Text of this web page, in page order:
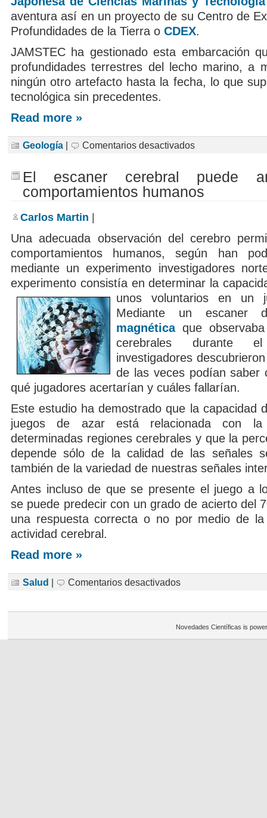
aventura así en un proyecto de su Centro de
Profundidades de la Tierra o CDEX.
JAMSTEC ha gestionado esta embarcación
profundidades terrestres del lecho marino, a
ningún otro artefacto hasta la fecha, lo que
tecnológica sin precedentes.
Read more »
Geología | Comentarios desactivados
al
centro
de
en
2007
El escaner cerebral puede
comportamientos humanos
Carlos Martin
Una adecuada observación del cerebro
comportamientos humanos, según han
mediante un experimento investigadores
experimento consistía en determinar la
unos voluntarios en un
Mediante un
magnéticaque observaba
cerebrales durante
investigadores
de las veces podían saber
qué jugadores acertarían y cuáles fallarían.
Este estudio ha demostrado que la capacidad
juegos de azar está relacionada con la
determinadas regiones cerebrales y que la
depende sólo de la calidad de las señales
también de la variedad de nuestras señales
Antes incluso de que se presente el juego a
se puede predecir con un grado de acierto del
una respuesta correcta o no por medio de
actividad cerebral.
Read more »
Salud | Comentarios desactivados
puede
los
comportamientos
Novedades Científicas is